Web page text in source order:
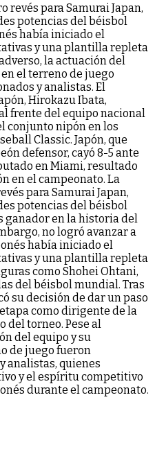
revés para Samurai Japan,
potencias del béisbol
había iniciado el
y una plantilla repleta
la actuación del
el terreno de juego
y analistas. El
Hirokazu Ibata,
frente del equipo nacional
conjunto nipón en los
Classic. Japón, que
defensor, cayó 8-5 ante
en Miami, resultado
en el campeonato. La
para Samurai Japan,
potencias del béisbol
ganador en la historia del
no logró avanzar a
había iniciado el
y una plantilla repleta
como Shohei Ohtani,
del béisbol mundial. Tras
su decisión de dar un paso
como dirigente de la
del torneo. Pese al
del equipo y su
de juego fueron
analistas, quienes
y el espíritu competitivo
durante el campeonato.